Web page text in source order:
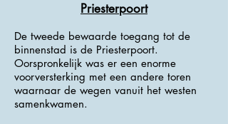
Priesterpoort
De tweede bewaarde toegang tot de
binnenstad is de Priesterpoort.
Oorspronkelijk was er een enorme
voorversterking met een andere toren
waarnaar de wegen vanuit het westen
samenkwamen.